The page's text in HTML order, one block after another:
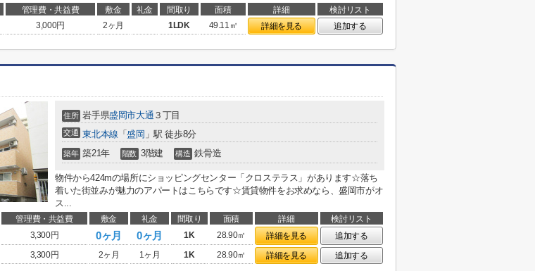
管理費・共益費 敷金 礼金 間取り 面積 詳細
検討リスト
3,000円 2ヶ月 1LDK 49.11㎡ 詳細を見る 追加する
住所 岩手県盛岡市大通 ３丁目
交通 東北本線 「盛岡 」駅 徒歩8分
築年 築21年 階数 3階建 構造 鉄骨造
物件から424mの場所にショッピングセンター「クロステラス」があります☆落ち
着いた街並みが魅力のアパートはこちらです☆賃貸物件をお求めなら、盛岡市がオ
ス...
管理費・共益費 敷金 礼金 間取り 面積 詳細
検討リスト
3,300円 0ヶ月 0ヶ月 1K 28.90㎡ 詳細を見る
追加する
3,300円 2ヶ月 1ヶ月 1K 28.90㎡ 詳細を見る 追加する